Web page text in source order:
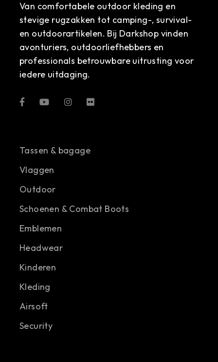
Van comfortabele outdoor kleding en
stevige rugzakken tot camping-, survival-
en outdoorartikelen. Bij Darkshop vinden
avonturiers, outdoorliefhebbers en
professionals betrouwbare uitrusting voor
iedere uitdaging.
Tassen & bagage
Vlaggen
Outdoor
Schoenen & Combat Boots
Emblemen
Headwear
Kinderen
Kleding
Airsoft
Security